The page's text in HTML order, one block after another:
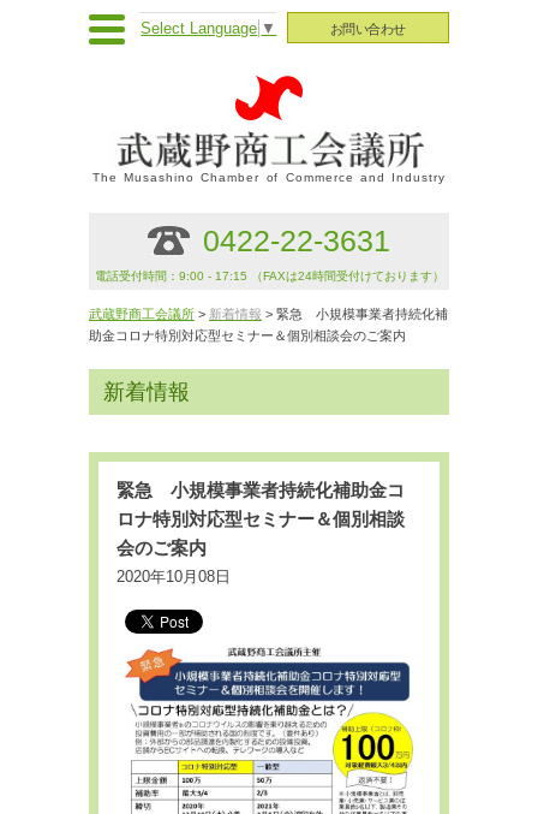
お問い合わせ
Select Language ▼
The Musashino Chamber of Commerce and Industry
0422-22-3631
電話受付時間：9:00 - 17:15 （FAXは24時間受付けております）
武蔵野商工会議所 > 新着情報 > 緊急 小規模事業者持続化補
助金コロナ特別対応型セミナー＆個別相談会のご案内
新着情報
緊急 小規模事業者持続化補助金コ
ロナ特別対応型セミナー＆個別相談
会のご案内
2020年10月08日